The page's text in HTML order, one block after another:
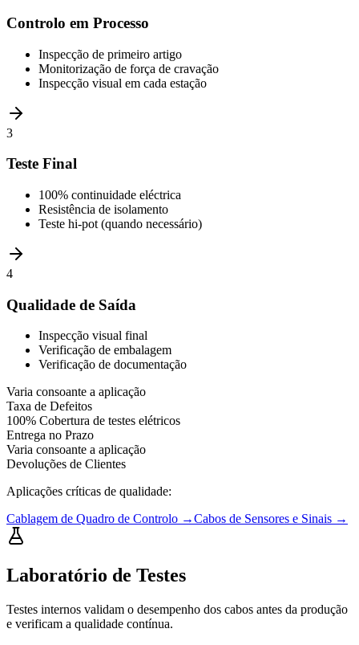
Controlo em Processo
Inspecção de primeiro artigo
Monitorização de força de cravação
Inspecção visual em cada estação
3
Teste Final
100% continuidade eléctrica
Resistência de isolamento
Teste hi-pot (quando necessário)
4
Qualidade de Saída
Inspecção visual final
Verificação de embalagem
Verificação de documentação
Varia consoante a aplicação
Taxa de Defeitos
100% Cobertura de testes elétricos
Entrega no Prazo
Varia consoante a aplicação
Devoluções de Clientes
Aplicações críticas de qualidade:
Cablagem de Quadro de Controlo →Cabos de Sensores e Sinais →
Laboratório de Testes
Testes internos validam o desempenho dos cabos antes da produção
e verificam a qualidade contínua.